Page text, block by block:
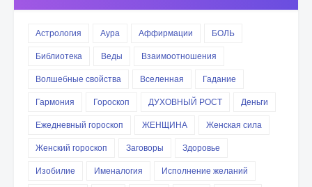
Астрология Аура Аффирмации
БОЛЬ
Библиотека
Веды
Взаимоотношения
Волшебные свойства
Вселенная
Гадание
Гармония
Гороскоп ДУХОВНЫЙ РОСТ
Деньги
Ежедневный гороскоп
ЖЕНЩИНА
Женская сила
Женский гороскоп
Заговоры
Здоровье
Изобилие
Именалогия
Исполнение желаний